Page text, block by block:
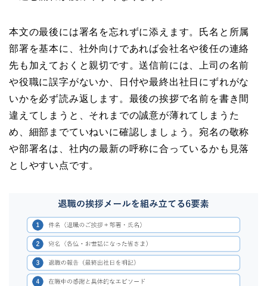
本文の最後には署名を忘れずに添えます。氏名と所属
部署を基本に、社外向けであれば会社名や後任の連絡
先も加えておくと親切です。送信前には、上司の名前
や役職に誤字がないか、日付や最終出社日にずれがな
いかを必ず読み返します。最後の挨拶で名前を書き間
違えてしまうと、それまでの誠意が薄れてしまうた
め、細部までていねいに確認しましょう。宛名の敬称
や部署名は、社内の最新の呼称に合っているかも見落
としやすい点です。